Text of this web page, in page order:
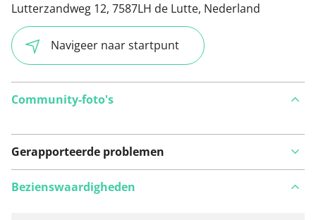
Lutterzandweg 12, 7587LH de Lutte, Nederland
Navigeer naar startpunt
Community-foto's
Gerapporteerde problemen
Bezienswaardigheden